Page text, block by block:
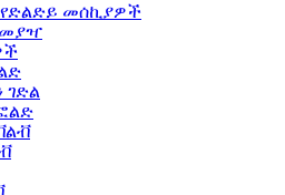
መሰኪያዎች
ገድል